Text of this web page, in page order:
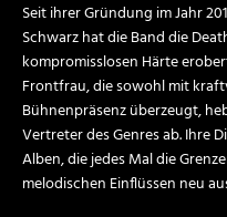
Seit ihrer Gründung im Jahr
Schwarz hat die Band die
kompromisslosen Härte
Frontfrau, die sowohl mit
Bühnenpräsenz überzeugt,
Vertreter des Genres ab. Ihre
Alben, die jedes Mal die
melodischen Einflüssen neu